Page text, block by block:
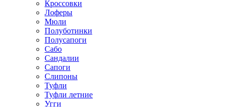
Кроссовки
Лоферы
Мюли
Полуботинки
Полусапоги
Сабо
Сандалии
Сапоги
Слипоны
Туфли
Туфли летние
Угги